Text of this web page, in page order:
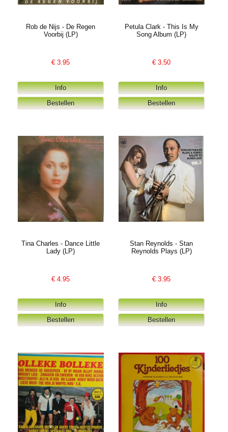
Rob de Nijs - De Regen
Voorbij (LP)
€3.95
Petula Clark - This Is My
Song Album (LP)
€3.50
Tina Charles - Dance Little
Lady (LP)
€4.95
Stan Reynolds - Stan
Reynolds Plays (LP)
€3.95